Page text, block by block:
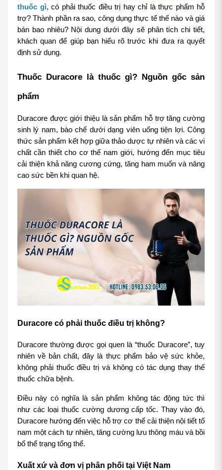
thuốc gì, có phải thuốc điều trị hay chỉ là thực phẩm hỗ
trợ? Thành phần ra sao, công dụng thực tế thế nào và giá
bán bao nhiêu? Nội dung dưới đây sẽ phân tích chi tiết,
khách quan để giúp bạn hiểu rõ trước khi đưa ra quyết
định sử dụng.
Thuốc Duracore là thuốc gì? Nguồn gốc sản
phẩm
Duracore được giới thiệu là sản phẩm hỗ trợ tăng cường
sinh lý nam, bào chế dưới dạng viên uống tiện lợi. Công
thức sản phẩm kết hợp giữa thảo dược tự nhiên và các vi
chất cần thiết cho cơ thể nam giới, hướng đến mục tiêu
cải thiện khả năng cương cứng, tăng ham muốn và nâng
cao sức bền khi quan hệ.
Duracore có phải thuốc điều trị không?
Duracore thường được gọi quen là “thuốc Duracore”, tuy
nhiên về bản chất, đây là thực phẩm bảo vệ sức khỏe,
không phải thuốc điều trị và không có tác dụng thay thế
thuốc chữa bệnh.
Điều này có nghĩa là sản phẩm không tác động tức thì
như các loại thuốc cường dương cấp tốc. Thay vào đó,
Duracore hướng đến việc hỗ trợ cơ thể cải thiện nội tiết tố
nam một cách tự nhiên, tăng cường lưu thông máu và bồi
bổ thể trạng tổng thể.
Xuất xứ và đơn vị phân phối tại Việt Nam